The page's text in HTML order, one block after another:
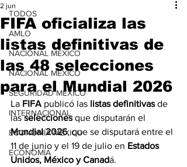
TODOS
AMLO
NACIONAL MÉXICO
NACIONAL MÉXICO
SEGURIDAD MÉXICO
INTERNACIONAL
ECONOMÍA MÉXICO
ECONOMÍA
FIFA oficializa las
listas definitivas de
las 48 selecciones
para el Mundial 2026
2 jun
La FIFA publicó las listas definitivas de
las selecciones que disputarán el
Mundial 2026, que se disputará entre el
11 de junio y el 19 de julio en Estados
Unidos, México y Canadá.